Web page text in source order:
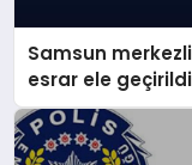
Samsun
esrar ele geçirildi